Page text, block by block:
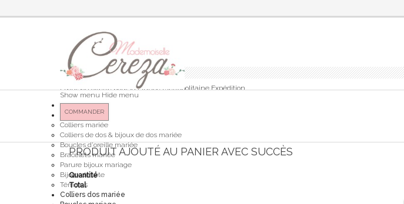
Show menu Hide menu
Bijoux mariée
Colliers mariée
Colliers de dos & bijoux de dos mariée
Boucles d'oreille mariée
Bracelets mariée
Parure bijoux mariage
Bijoux de tête
Témoins
Colliers dos mariée
Panier
(vide)
Votre panier
Aucun produit
Livraison offerte pour la France MétropolitaineExpédition
0,00 €
Total
COMMANDER
PRODUIT AJOUTÉ AU PANIER AVEC SUCCÈS
Quantité
Total